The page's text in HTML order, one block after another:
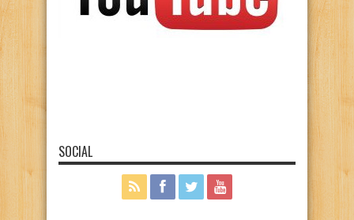
SOCIAL